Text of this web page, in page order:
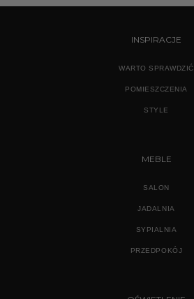
INSPIRACJE
WARTO SPRAWDZIĆ
POMIESZCZENIA
STYLE
MEBLE
SALON
JADALNIA
SYPIALNIA
PRZEDPOKÓJ